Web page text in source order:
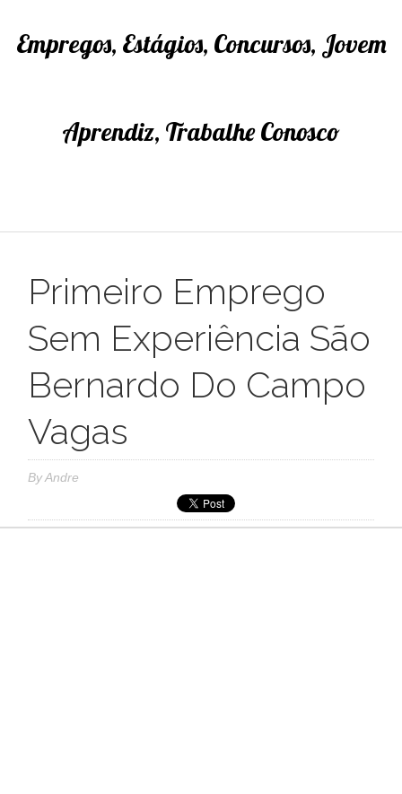
Empregos, Estágios, Concursos, Jovem
Aprendiz, Trabalhe Conosco
Primeiro Emprego
Sem Experiência São
Bernardo Do Campo
Vagas
ByAndre